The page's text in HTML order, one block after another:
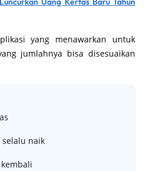
yang menawarkan untuk
jumlahnya bisa disesuaikan
selalu naik